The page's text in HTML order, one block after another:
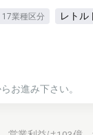
17業種区分 レトル
お進み下さい。